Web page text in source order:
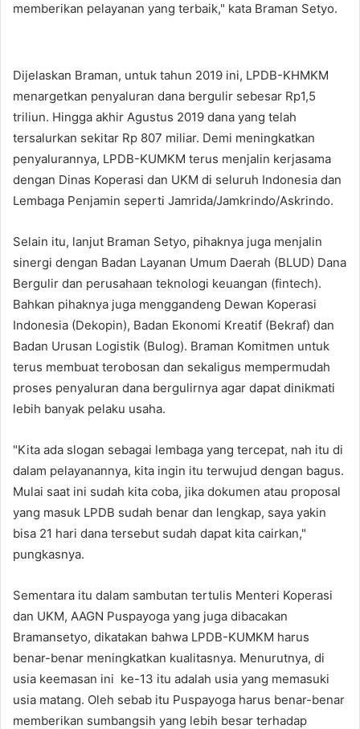
memberikan pelayanan yang terbaik," kata Braman Setyo.
Dijelaskan Braman, untuk tahun 2019 ini, LPDB-KHMKM
menargetkan penyaluran dana bergulir sebesar Rp1,5
triliun. Hingga akhir Agustus 2019 dana yang telah
tersalurkan sekitar Rp 807 miliar. Demi meningkatkan
penyalurannya, LPDB-KUMKM terus menjalin kerjasama
dengan Dinas Koperasi dan UKM di seluruh Indonesia dan
Lembaga Penjamin seperti Jamrida/Jamkrindo/Askrindo.
Selain itu, lanjut Braman Setyo, pihaknya juga menjalin
sinergi dengan Badan Layanan Umum Daerah (BLUD) Dana
Bergulir dan perusahaan teknologi keuangan (fintech).
Bahkan pihaknya juga menggandeng Dewan Koperasi
Indonesia (Dekopin), Badan Ekonomi Kreatif (Bekraf) dan
Badan Urusan Logistik (Bulog). Braman Komitmen untuk
terus membuat terobosan dan sekaligus mempermudah
proses penyaluran dana bergulirnya agar dapat dinikmati
lebih banyak pelaku usaha.
"Kita ada slogan sebagai lembaga yang tercepat, nah itu di
dalam pelayanannya, kita ingin itu terwujud dengan bagus.
Mulai saat ini sudah kita coba, jika dokumen atau proposal
yang masuk LPDB sudah benar dan lengkap, saya yakin
bisa 21 hari dana tersebut sudah dapat kita cairkan,"
pungkasnya.
Sementara itu dalam sambutan tertulis Menteri Koperasi
dan UKM, AAGN Puspayoga yang juga dibacakan
Bramansetyo, dikatakan bahwa LPDB-KUMKM harus
benar-benar meningkatkan kualitasnya. Menurutnya, di
usia keemasan ini ke-13 itu adalah usia yang memasuki
usia matang. Oleh sebab itu Puspayoga harus benar-benar
memberikan sumbangsih yang lebih besar terhadap